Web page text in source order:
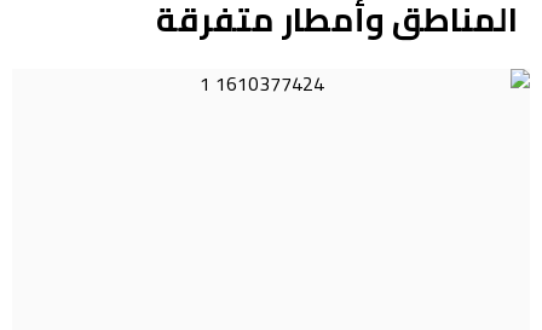
المناطق وأمطار متفرقة